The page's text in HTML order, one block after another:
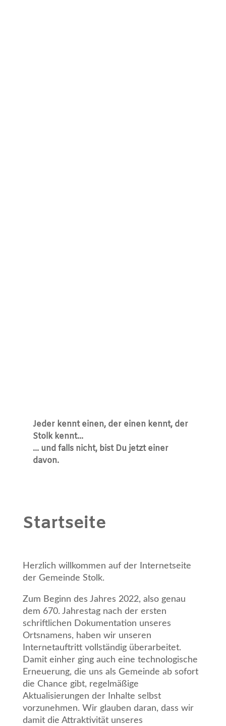
Jeder kennt einen, der einen kennt, der
Stolk kennt...
... und falls nicht, bist Du jetzt einer
davon.
Startseite
Herzlich willkommen auf der Internetseite
der Gemeinde Stolk.
Zum Beginn des Jahres 2022, also genau
dem 670. Jahrestag nach der ersten
schriftlichen Dokumentation unseres
Ortsnamens, haben wir unseren
Internetauftritt vollständig überarbeitet.
Damit einher ging auch eine technologische
Erneuerung, die uns als Gemeinde ab sofort
die Chance gibt, regelmäßige
Aktualisierungen der Inhalte selbst
vorzunehmen. Wir glauben daran, dass wir
damit die Attraktivität unseres